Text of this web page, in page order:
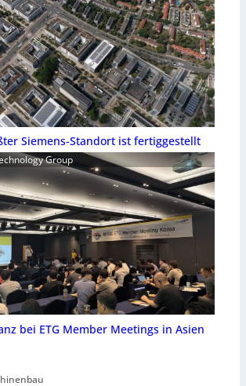
Siemens-Standort ist fertiggestellt
Group
bei ETG Member Meetings in Asien